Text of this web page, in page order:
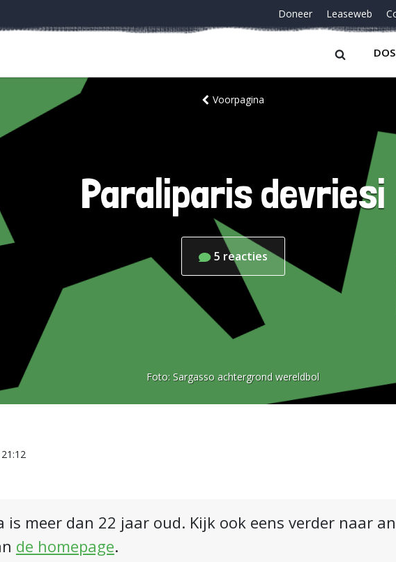
Doneer Leaseweb
Voorpagina
Paraliparis devriesi
5 reacties
Foto: Sargasso achtergrond wereldbol
is meer dan 22 jaar oud. Kijk ook eens verder naar
de homepage.